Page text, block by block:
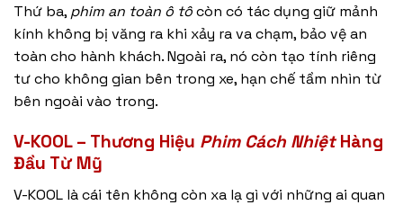
Thứ ba, phim an toàn ô tôcòn có tác dụng giữ mảnh
kính không bị văng ra khi xảy ra va chạm, bảo vệ an
toàn cho hành khách. Ngoài ra, nó còn tạo tính riêng
tư cho không gian bên trong xe, hạn chế tầm nhìn từ
bên ngoài vào trong.
V-KOOL – Thương Hiệu Phim Cách NhiệtHàng
Đầu Từ Mỹ
V-KOOL là cái tên không còn xa lạ gì với những ai quan